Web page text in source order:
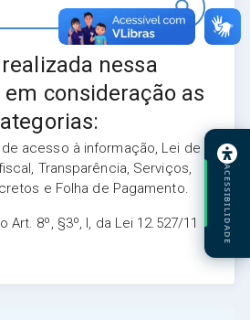
nessa
consideração as
acesso à informação, Lei de
Transparência, Serviços,
e Folha de Pagamento.
Art. 8º, §3º, I, da Lei 12.527/11 ACESSIBILIDADE